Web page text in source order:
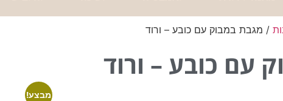
/ מגבת במבוק עם כובע – ורוד
עם כובע – ורוד
מבצע!